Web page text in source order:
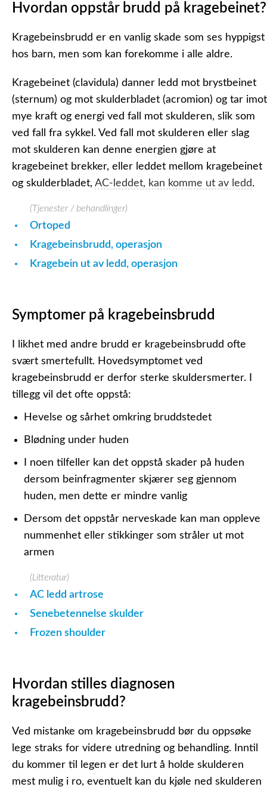
Hvordan oppstår brudd på kragebeinet?
Kragebeinsbrudd er en vanlig skade som ses hyppigst
hos barn, men som kan forekomme i alle aldre.
Kragebeinet (clavidula) danner ledd mot brystbeinet
(sternum) og mot skulderbladet (acromion) og tar imot
mye kraft og energi ved fall mot skulderen, slik som
ved fall fra sykkel. Ved fall mot skulderen eller slag
mot skulderen kan denne energien gjøre at
kragebeinet brekker, eller leddet mellom kragebeinet
og skulderbladet, AC-leddet, kan komme ut av ledd.
(Tjenester / behandlinger)
Ortoped
Kragebeinsbrudd, operasjon
Kragebein ut av ledd, operasjon
Symptomer på kragebeinsbrudd
I likhet med andre brudd er kragebeinsbrudd ofte
svært smertefullt. Hovedsymptomet ved
kragebeinsbrudd er derfor sterke skuldersmerter. I
tillegg vil det ofte oppstå:
Hevelse og sårhet omkring bruddstedet
Blødning under huden
I noen tilfeller kan det oppstå skader på huden
dersom beinfragmenter skjærer seg gjennom
huden, men dette er mindre vanlig
Dersom det oppstår nerveskade kan man oppleve
nummenhet eller stikkinger som stråler ut mot
armen
(Litteratur)
AC ledd artrose
Senebetennelse skulder
Frozen shoulder
Hvordan stilles diagnosen
kragebeinsbrudd?
Ved mistanke om kragebeinsbrudd bør du oppsøke
lege straks for videre utredning og behandling. Inntil
du kommer til legen er det lurt å holde skulderen
mest mulig i ro, eventuelt kan du kjøle ned skulderen